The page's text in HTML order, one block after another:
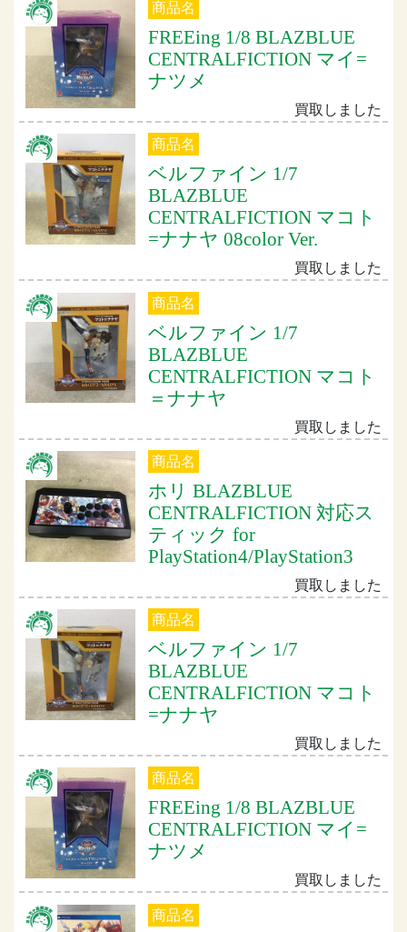
商品名
FREEing 1/8 BLAZBLUE
CENTRALFICTION マイ=
ナツメ
買取しました
商品名
ベルファイン 1/7
BLAZBLUE
CENTRALFICTION マコト
=ナナヤ 08color Ver.
買取しました
商品名
ベルファイン 1/7
BLAZBLUE
CENTRALFICTION マコト
＝ナナヤ
買取しました
商品名
ホリ BLAZBLUE
CENTRALFICTION 対応ス
ティック for
PlayStation4/PlayStation3
買取しました
商品名
ベルファイン 1/7
BLAZBLUE
CENTRALFICTION マコト
=ナナヤ
買取しました
商品名
FREEing 1/8 BLAZBLUE
CENTRALFICTION マイ=
ナツメ
買取しました
商品名